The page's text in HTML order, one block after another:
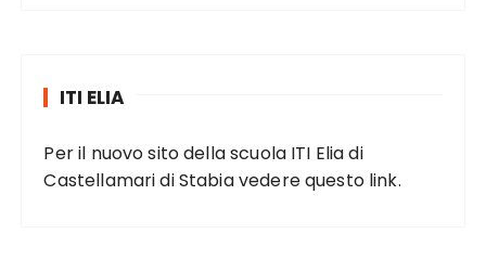
ITI ELIA
Per il nuovo sito della scuola ITI Elia di
Castellamari di Stabia vederequesto link.